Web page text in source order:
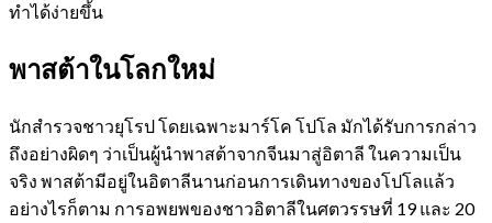
ทำได้ง่ายขึ้น
พาสต้าในโลกใหม่
นักสำรวจชาวยุโรป โดยเฉพาะมาร์โค โปโล มักได้รับการกล่าว
ถึงอย่างผิดๆ ว่าเป็นผู้นำพาสต้าจากจีนมาสู่อิตาลี ในความเป็น
จริง พาสต้ามีอยู่ในอิตาลีนานก่อนการเดินทางของโปโลแล้ว
อย่างไรก็ตาม การอพยพของชาวอิตาลีในศตวรรษที่ 19 และ 20